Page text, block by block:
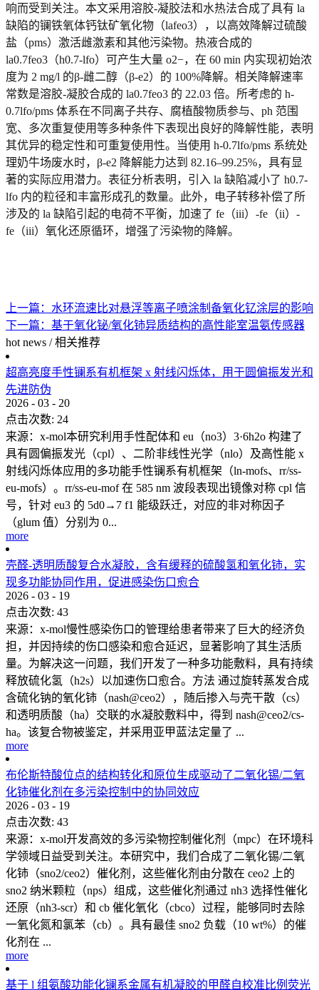
响而受到关注。本文采用溶胶-凝胶法和水热法合成了具有 la
缺陷的镧铁氧体钙钛矿氧化物（lafeo3），以高效降解过硫酸
盐（pms）激活雌激素和其他污染物。热液合成的
la0.7feo3（h0.7-lfo）可产生大量 o2−，在 60 min 内实现初始浓
度为 2 mg/l 的β-雌二醇（β-e2）的 100%降解。相关降解速率
常数是溶胶-凝胶合成的 la0.7feo3 的 22.03 倍。所考虑的 h-
0.7lfo/pms 体系在不同离子共存、腐植酸物质参与、ph 范围
宽、多次重复使用等多种条件下表现出良好的降解性能，表明
其优异的稳定性和可重复使用性。当使用 h-0.7lfo/pms 系统处
理奶牛场废水时，β-e2 降解能力达到 82.16–99.25%，具有显
著的实际应用潜力。表征分析表明，引入 la 缺陷减小了 h0.7-
lfo 内的粒径和丰富形成孔的数量。此外，电子转移补偿了所
涉及的 la 缺陷引起的电荷不平衡，加速了 fe（iii）-fe（ii）-
fe（iii）氧化还原循环，增强了污染物的降解。
上一篇： 水环流速比对悬浮等离子喷涂制备氧化钇涂层的影响
下一篇： 基于氧化铋/氧化铈异质结构的高性能室温氨传感器
hot news / 相关推荐
超高亮度手性镧系有机框架 x 射线闪烁体，用于圆偏振发光和
先进防伪
2026 - 03 - 20
点击次数: 24
来源：x-mol本研究利用手性配体和 eu（no3）3·6h2o 构建了
具有圆偏振发光（cpl）、二阶非线性光学（nlo）及高性能 x
射线闪烁体应用的多功能手性镧系有机框架（ln-mofs、rr/ss-
eu-mofs）。rr/ss-eu-mof 在 585 nm 波段表现出镜像对称 cpl 信
号，针对 eu3 的 5d0→7 f1 能级跃迁，对应的非对称因子
（glum 值）分别为 0...
more
壳醛-透明质酸复合水凝胶，含有缓释的硫酸氢和氧化铈，实
现多功能协同作用，促进感染伤口愈合
2026 - 03 - 19
点击次数: 43
来源：x-mol慢性感染伤口的管理给患者带来了巨大的经济负
担，并因持续的伤口感染和愈合延迟，显著影响了其生活质
量。为解决这一问题，我们开发了一种多功能敷料，具有持续
释放硫化氢（h2s）以加速伤口愈合。方法 通过旋转蒸发合成
含硫化钠的氧化铈（nash@ceo2），随后掺入与壳干散（cs）
和透明质酸（ha）交联的水凝胶敷料中，得到 nash@ceo2/cs-
ha。该复合物被鉴定，并采用亚甲蓝法定量了 ...
more
布伦斯特酸位点的结构转化和原位生成驱动了二氧化锡/二氧
化铈催化剂在多污染控制中的协同效应
2026 - 03 - 19
点击次数: 43
来源：x-mol开发高效的多污染物控制催化剂（mpc）在环境科
学领域日益受到关注。本研究中，我们合成了二氧化锡/二氧
化铈（sno2/ceo2）催化剂，这些催化剂由分散在 ceo2 上的
sno2 纳米颗粒（nps）组成，这些催化剂通过 nh3 选择性催化
还原（nh3-scr）和 cb 催化氧化（cbco）过程，能够同时去除
一氧化氮和氯苯（cb）。具有最佳 sno2 负载（10 wt%）的催
化剂在 ...
more
基于 l 组氨酸功能化镧系金属有机凝胶的甲醛自校准比例荧光